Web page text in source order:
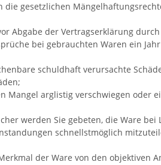
die gesetzlichen
Abgabe der Vertragserklärung
bei gebrauchten Waren ein
schuldhaft verursachte
Mangel arglistig verschwiegen oder
werden Sie gebeten, die Ware
schnellstmöglich
der Ware von den objektiven